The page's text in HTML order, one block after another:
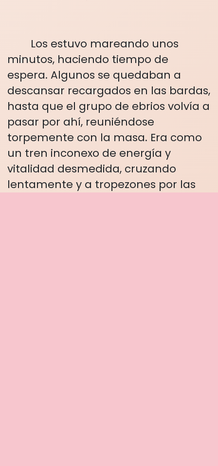
Los estuvo mareando unos
minutos, haciendo tiempo de
espera. Algunos se quedaban a
descansar recargados en las bardas,
hasta que el grupo de ebrios volvía a
pasar por ahí, reuniéndose
torpemente con la masa. Era como
un tren inconexo de energía y
vitalidad desmedida, cruzando
lentamente y a tropezones por las